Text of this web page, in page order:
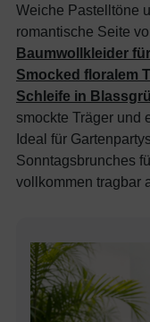
Weiche Pastelltöne
romantische Seite
Baumwollkleider
Smocked floralem
Schleife in
smockte Träger und
Ideal für
Sonntagsbrunches
vollkommen tragbar